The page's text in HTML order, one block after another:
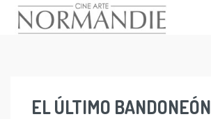
EL ÚLTIMO BANDONEÓN